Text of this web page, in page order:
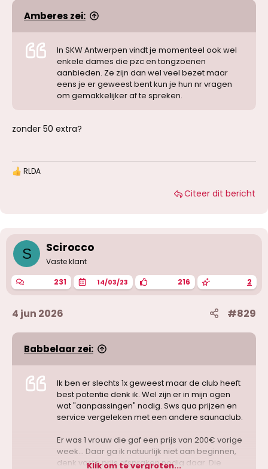
Amberes zei:
In SKW Antwerpen vindt je momenteel ook wel
enkele dames die pzc en tongzoenen
aanbieden. Ze zijn dan wel veel bezet maar
eens je er geweest bent kun je hun nr vragen
om gemakkelijker af te spreken.
zonder 50 extra?
W
n
g
n
:
RLDA
Citeer dit bericht
S Scirocco
Vaste klant
231 14/03/23 216 2
4 jun 2026 #829
Babbelaar zei:
Ik ben er slechts 1x geweest maar de club heeft
best potentie denk ik. Wel zijn er in mijn ogen
wat "aanpassingen" nodig. Sws qua prijzen en
service vergeleken met een andere saunaclub.
Er was 1 vrouw die gaf een prijs van 200€ vorige
week... Daar ga ik natuurlijk niet aan beginnen,
denk vaste prijs afspraken nodig daar. Die
Klik om te vergroten...